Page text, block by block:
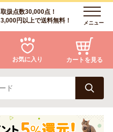
取扱点数30,000点！
3,000円以上で送料無料！
メニュー
猫
お気に入り カートを見る